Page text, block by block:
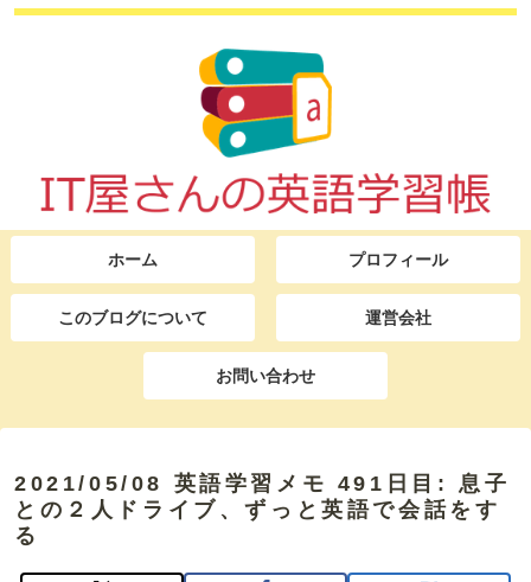
ホーム プロフィール
このブログについて 運営会社
お問い合わせ
2021/05/08 英語学習メモ 491日目: 息子
との２人ドライブ、ずっと英語で会話をす
る